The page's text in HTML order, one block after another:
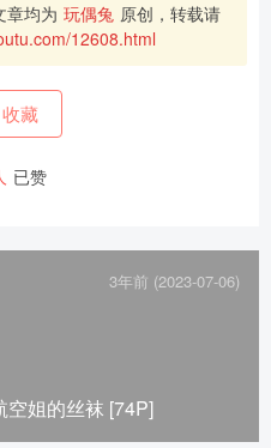
章均为 玩偶兔 原创，转载请
12608.html
收藏
已赞
3年前 (2023-07-06)
空姐的丝袜 [74P]